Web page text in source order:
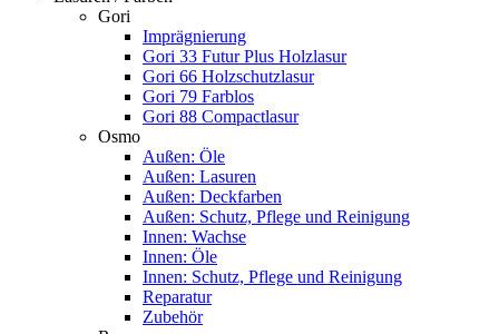
Gori
Imprägnierung
Gori 33 Futur Plus Holzlasur
Gori 66 Holzschutzlasur
Gori 79 Farblos
Gori 88 Compactlasur
Osmo
Außen: Öle
Außen: Lasuren
Außen: Deckfarben
Außen: Schutz, Pflege und Reinigung
Innen: Wachse
Innen: Öle
Innen: Schutz, Pflege und Reinigung
Reparatur
Zubehör